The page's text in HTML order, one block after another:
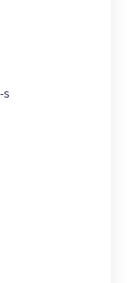
s